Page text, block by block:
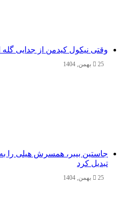
وقتی نیکول کیدمن از جدایی گله
25 بهمن, 1404
جاستین بیبر، همسرش هیلی را
تبدیل کرد
25 بهمن, 1404